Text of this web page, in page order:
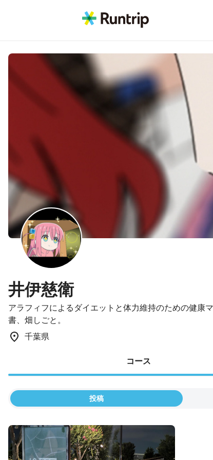
井伊慈衛
アラフィフによるダイエットと体力維持のための健康
書、畑しごと。
千葉県
コース
投稿